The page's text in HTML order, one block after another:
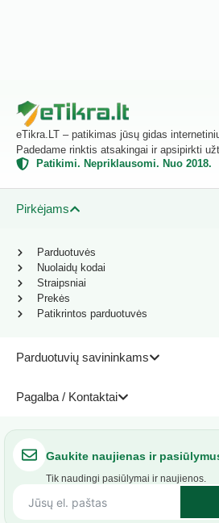
eTikra.LT – patikimas jūsų gidas
Padedame rinktis atsakingai ir apsipirkti
Patikimi. Nepriklausomi. Nuo 2018.
Pirkėjams
Parduotuvių savininkams
Pagalba / Kontaktai
Parduotuvės
Nuolaidų kodai
Straipsniai
Prekės
Patikrintos parduotuvės
Gaukite naujienas ir
Tik naudingi pasiūlymai ir naujienos.